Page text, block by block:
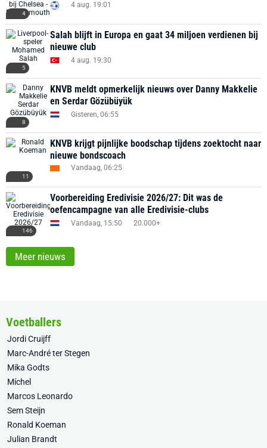
4
4 aug. 19:01
5
Salah blijft in Europa en gaat 34 miljoen verdienen bij
nieuwe club
4 aug. 19:30
8
KNVB meldt opmerkelijk nieuws over Danny Makkelie
en Serdar Gözübüyük
Gisteren, 06:55
11
KNVB krijgt pijnlijke boodschap tijdens zoektocht naar
nieuwe bondscoach
Vandaag, 06:25
146
Voorbereiding Eredivisie 2026/27: Dit was de
oefencampagne van alle Eredivisie-clubs
Vandaag, 15:50 20.000+
Meer nieuws
Voetballers
Jordi Cruijff
Marc-André ter Stegen
Mika Godts
Míchel
Marcos Leonardo
Sem Steijn
Ronald Koeman
Julian Brandt